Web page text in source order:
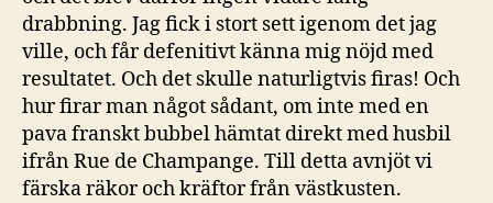
drabbning. Jag fick i stort sett igenom det jag
ville, och får defenitivt känna mig nöjd med
resultatet. Och det skulle naturligtvis firas! Och
hur firar man något sådant, om inte med en
pava franskt bubbel hämtat direkt med husbil
ifrån Rue de Champange. Till detta avnjöt vi
färska räkor och kräftor från västkusten.